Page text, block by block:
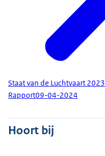
Staat van de Luchtvaart 2023
Rapport09-04-2024
Hoort bij